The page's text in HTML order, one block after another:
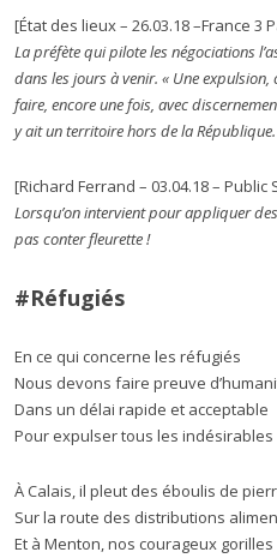
[État des lieux – 26.03.18 –France 3
La préfète qui pilote les négociations
dans les jours à venir. « Une expulsion,
faire, encore une fois, avec
y ait un territoire hors de la
[Richard Ferrand – 03.04.18 – Public
Lorsqu’on intervient pour appliquer
pas conter fleurette !
#Réfugiés
En ce qui concerne les réfugiés
Nous devons faire preuve
Dans un délai rapide et acceptable
Pour expulser tous les indésirables
À Calais, il pleut des éboulis de
Sur la route des distributions
Et à Menton, nos courageux gorilles